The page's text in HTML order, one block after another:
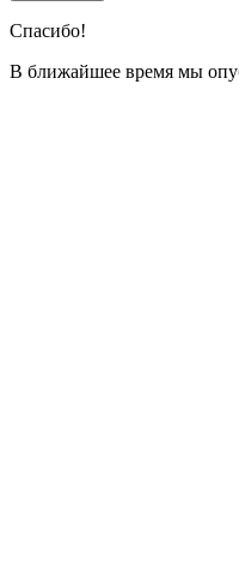
Спасибо!
В ближайшее время мы